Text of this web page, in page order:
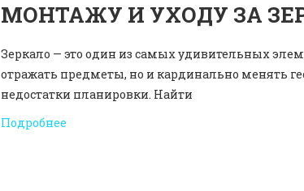
МОНТАЖУ И УХОДУ ЗА
Зеркало — это один из самых удивительных
отражать предметы, но и кардинально менять
недостатки планировки. Найти
Подробнее